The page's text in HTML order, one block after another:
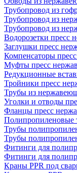
Трубопровод из
Трубопровод из
Трубопровод из
Водорозетки пресс
Заглушки пресс
Компенсаторы
Муфты пресс
Редукционные
Тройники пресс
Трубы из
Уголки и отводы
Фланцы пресс
Полипропиленовые
Трубы
Трубы
Фитинги для
Фитинги для
Краны PPR под